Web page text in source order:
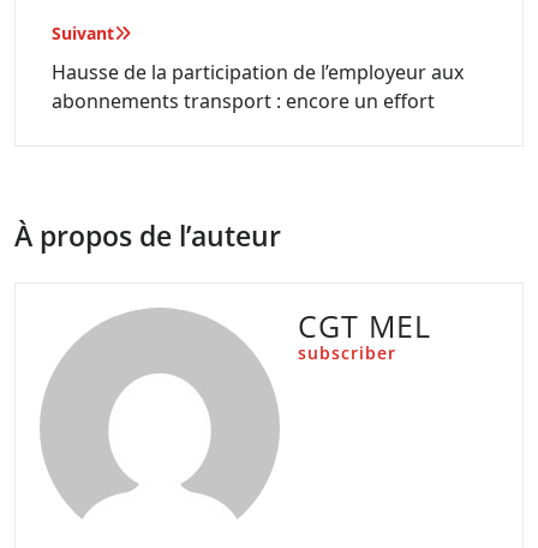
l’article
Suivant
Hausse de la participation de l’employeur aux
abonnements transport : encore un effort
À propos de l’auteur
CGT MEL
subscriber